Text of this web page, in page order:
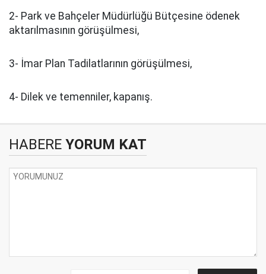
2- Park ve Bahçeler Müdürlüğü Bütçesine ödenek
aktarılmasının görüşülmesi,
3- İmar Plan Tadilatlarının görüşülmesi,
4- Dilek ve temenniler, kapanış.
HABERE YORUM KAT